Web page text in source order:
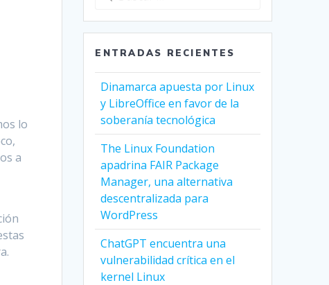
lo
a
ENTRADAS RECIENTES
Dinamarca apuesta por Linux
y LibreOffice en favor de la
soberanía tecnológica
The Linux Foundation
apadrina FAIR Package
Manager, una alternativa
descentralizada para
WordPress
ChatGPT encuentra una
vulnerabilidad crítica en el
kernel Linux